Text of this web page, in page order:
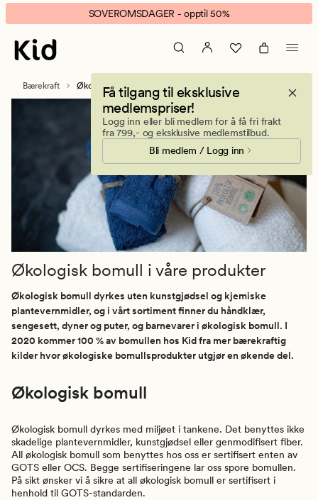
Økologisk
bomull
våre
banner.
Klikk
ESCAPE
SOVEROMSDAGER - opptil 50%
Få tilgang til eksklusive
medlemspriser!
Logg inn eller bli medlem for å få fri frakt
fra 799,- og eksklusive medlemstilbud.
Bli medlem / Logg inn
Bærekraft Økologisk bomull i våre produkter
Økologisk bomull i våre produkter
Økologisk bomull dyrkes uten kunstgjødsel og kjemiske
plantevernmidler, og i vårt sortiment finner du håndklær,
sengesett, dyner og puter, og barnevarer i økologisk bomull. I
2020 kommer 100 % av bomullen hos Kid fra mer bærekraftig
kilder hvor økologiske bomullsprodukter utgjør en økende del.
Økologisk bomull
Økologisk bomull dyrkes med miljøet i tankene. Det benyttes ikke
skadelige plantevernmidler, kunstgjødsel eller genmodifisert fiber.
All økologisk bomull som benyttes hos oss er sertifisert enten av
GOTS eller OCS. Begge sertifiseringene lar oss spore bomullen.
På sikt ønsker vi å sikre at all økologisk bomull er sertifisert i
henhold til GOTS-standarden.